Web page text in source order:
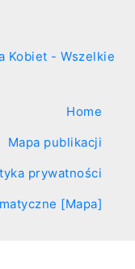
Kobiet - Wszelkie
Home
Mapa publikacji
prywatności
[Mapa]